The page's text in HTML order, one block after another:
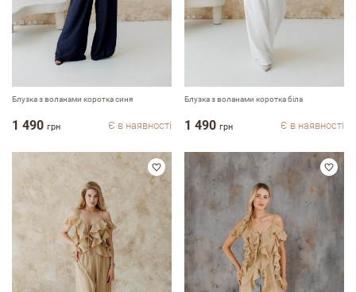
Блузка з воланами коротка синя
1 490 грн Є в наявності
Блузка з воланами коротка біла
1 490 грн Є в наявності